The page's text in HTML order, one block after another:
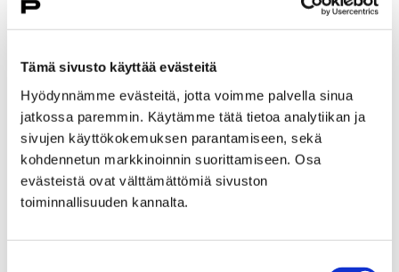
Tämä sivusto käyttää evästeitä
Hyödynnämme evästeitä, jotta voimme palvella sinua
jatkossa paremmin. Käytämme tätä tietoa analytiikan ja
sivujen käyttökokemuksen parantamiseen, sekä
kohdennetun markkinoinnin suorittamiseen. Osa
evästeistä ovat välttämättömiä sivuston
toiminnallisuuden kannalta.
Karjarannantiellä tehtävät puutyöt
vaikuttavat kevyeen liikenteeseen
tällä viikolla
04.08.2026